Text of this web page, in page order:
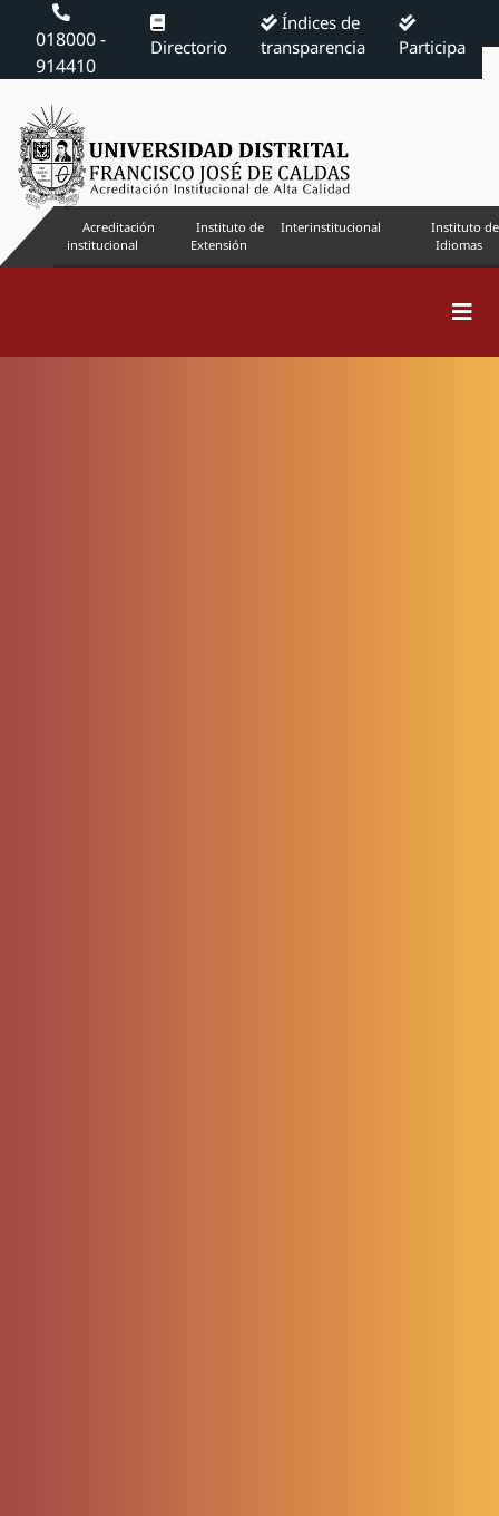
018000 -
914410
Directorio
Índices de
transparencia
Participa
Acreditación
institucional
Instituto de
Extensión
Interinstitucional
Instituto de
Idiomas